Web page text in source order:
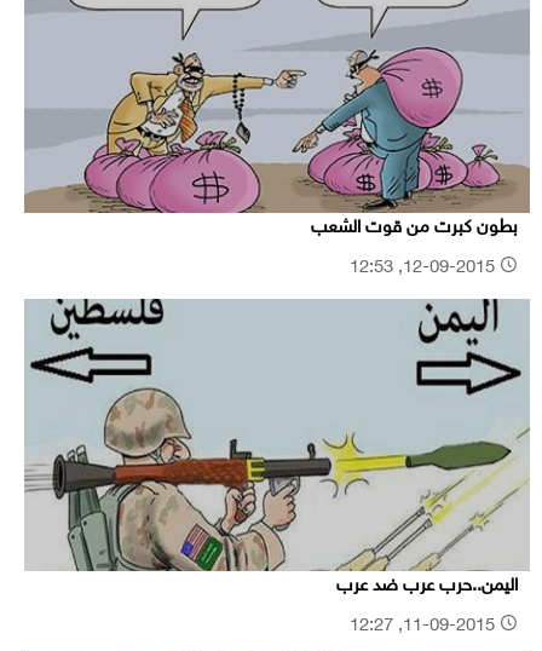
بطون كبرت من قوت الشعب
اليمن..حرب عرب ضد عرب